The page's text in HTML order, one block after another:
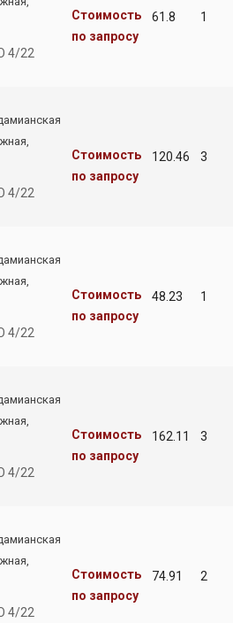
4/22
Стоимость
по запросу
61.8 1
4/22
Стоимость
по запросу
120.46 3
4/22
Стоимость
по запросу
48.23 1
4/22
Стоимость
по запросу
162.11 3
4/22
Стоимость
по запросу
74.91 2